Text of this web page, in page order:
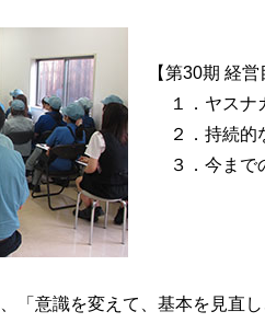
【第30期 経営
１．ヤスナ
２．持続的
３．今まで
「意識を変えて、基本を見直し